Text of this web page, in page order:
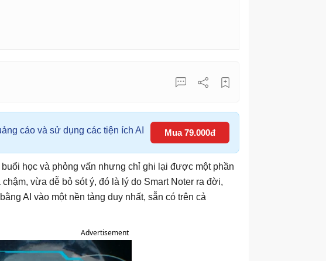
cáo và sử dụng các tiện ích AI Mua 79.000đ
học và phỏng vấn nhưng chỉ ghi lại được một phần
vừa dễ bỏ sót ý, đó là lý do Smart Noter ra đời,
AI vào một nền tảng duy nhất, sẵn có trên cả
Advertisement